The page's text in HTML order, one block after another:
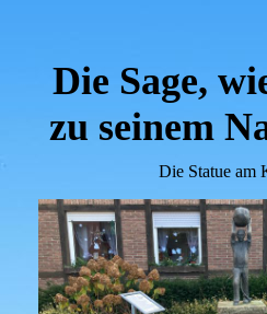
Die Sage,
zu seinem
Die Statue am